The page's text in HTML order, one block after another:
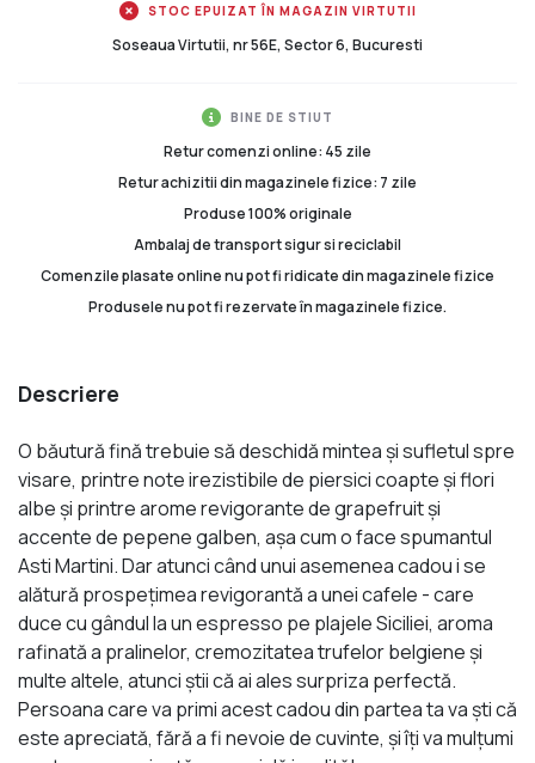
STOC EPUIZAT ÎN MAGAZIN VIRTUTII
Soseaua Virtutii, nr 56E, Sector 6, Bucuresti
BINE DE STIUT
Retur comenzi online: 45 zile
Retur achizitii din magazinele fizice: 7 zile
Produse 100% originale
Ambalaj de transport sigur si reciclabil
Comenzile plasate online nu pot fi ridicate din magazinele fizice
Produsele nu pot fi rezervate în magazinele fizice.
Descriere
O băutură fină trebuie să deschidă mintea și sufletul spre
visare, printre note irezistibile de piersici coapte și flori
albe și printre arome revigorante de grapefruit și
accente de pepene galben, așa cum o face spumantul
Asti Martini. Dar atunci când unui asemenea cadou i se
alătură prospețimea revigorantă a unei cafele - care
duce cu gândul la un espresso pe plajele Siciliei, aroma
rafinată a pralinelor, cremozitatea trufelor belgiene și
multe altele, atunci știi că ai ales surpriza perfectă.
Persoana care va primi acest cadou din partea ta va ști că
este apreciată, fără a fi nevoie de cuvinte, și îți va mulțumi